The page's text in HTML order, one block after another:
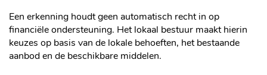
Een erkenning houdt geen automatisch recht in op
financiële ondersteuning. Het lokaal bestuur maakt hierin
keuzes op basis van de lokale behoeften, het bestaande
aanbod en de beschikbare middelen.